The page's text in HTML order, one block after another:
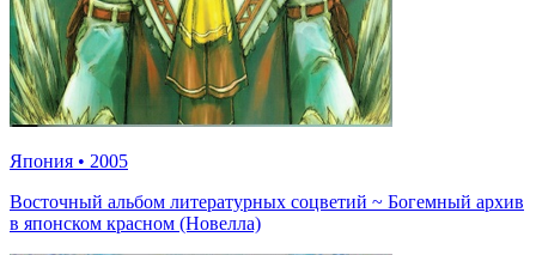
Япония • 2005
Восточный альбом литературных соцветий ~ Богемный архив
в японском красном (Новелла)